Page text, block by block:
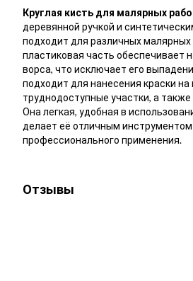
Круглая кисть для малярных
деревянной ручкой и
подходит для различных малярных
пластиковая часть обеспечивает
ворса, что исключает его
подходит для нанесения краски на
труднодоступные участки, а
Она легкая, удобная в
делает её отличным
профессионального применения.
Отзывы